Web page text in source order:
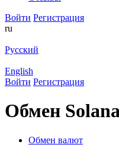
Войти Регистрация
ru
Русский
English
Войти Регистрация
Обмен
Обмен валют